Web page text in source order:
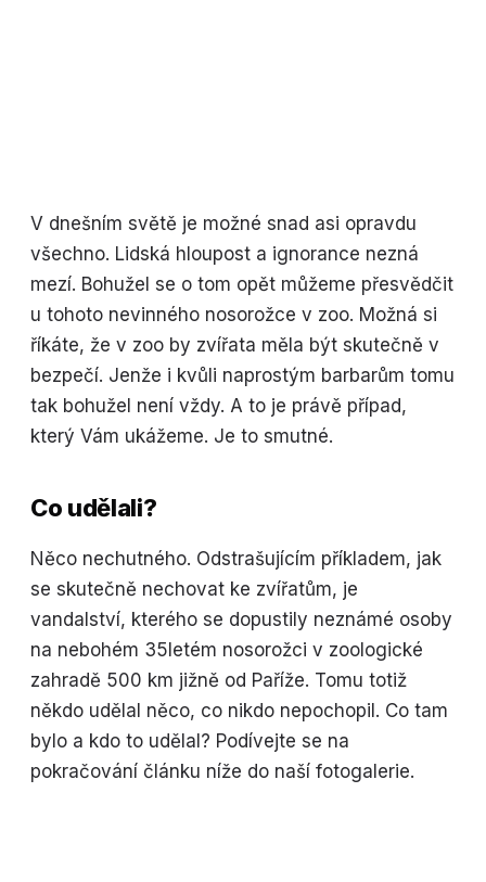
V dnešním světě je možné snad asi opravdu
všechno. Lidská hloupost a ignorance nezná
mezí. Bohužel se o tom opět můžeme přesvědčit
u tohoto nevinného nosorožce v zoo. Možná si
říkáte, že v zoo by zvířata měla být skutečně v
bezpečí. Jenže i kvůli naprostým barbarům tomu
tak bohužel není vždy. A to je právě případ,
který Vám ukážeme. Je to smutné.
Co udělali?
Něco nechutného. Odstrašujícím příkladem, jak
se skutečně nechovat ke zvířatům, je
vandalství, kterého se dopustily neznámé osoby
na nebohém 35letém nosorožci v zoologické
zahradě 500 km jižně od Paříže. Tomu totiž
někdo udělal něco, co nikdo nepochopil. Co tam
bylo a kdo to udělal? Podívejte se na
pokračování článku níže do naší fotogalerie.